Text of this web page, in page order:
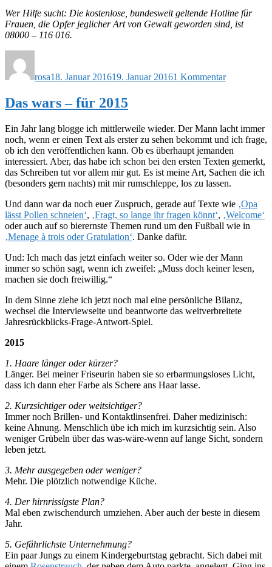
Wer Hilfe sucht: Die kostenlose, bundesweit geltende Hotline für
Frauen, die Opfer jeglicher Art von Gewalt geworden sind, ist
08000 – 116 016.
rosa18. Januar 201619. Januar 20161 Kommentarthe
Das wars – für 2015
Ein Jahr lang blogge ich mittlerweile wieder. Der Mann lacht immer
noch, wenn er einen Text als erster zu sehen bekommt und ich frage,
ob ich den veröffentlichen kann. Ob es überhaupt jemanden
interessiert. Aber, das habe ich schon bei den ersten Texten gemerkt,
das Schreiben tut vor allem mir gut. Es ist meine Art, Sachen die ich
(besonders gern nachts) mit mir rumschleppe, los zu lassen.
Und dann war da noch euer Zuspruch, gerade auf Texte wie ‚Opa
lässt Pollen schneien‘, ‚Fragt, so lange ihr fragen könnt‘, ‚Welcome‘
oder auch auf so bierernste Themen rund um den Fußball wie in
‚Menage à trois oder Gratulation‘. Danke dafür.
Und: Ich mach das jetzt einfach weiter so. Oder wie der Mann
immer so schön sagt, wenn ich zweifel: „Muss doch keiner lesen,
machen sie doch freiwillig.“
In dem Sinne ziehe ich jetzt noch mal eine persönliche Bilanz,
wechsel die Interviewseite und beantworte das weitverbreitete
Jahresrückblicks-Frage-Antwort-Spiel.
2015
1. Haare länger oder kürzer?
Länger. Bei meiner Friseurin haben sie so erbarmungsloses Licht,
dass ich dann eher Farbe als Schere ans Haar lasse.
2. Kurzsichtiger oder weitsichtiger?
Immer noch Brillen- und Kontaktlinsenfrei. Daher medizinisch:
keine Ahnung. Menschlich übe ich mich im kurzsichtig sein. Also
weniger Grübeln über das was-wäre-wenn auf lange Sicht, sondern
leben jetzt.
3. Mehr ausgegeben oder weniger?
Mehr. Die plötzlich notwendige Küche.
4. Der hirnrissigste Plan?
Mal eben zwischendurch umziehen. Aber auch der beste in diesem
Jahr.
5. Gefährlichste Unternehmung?
Ein paar Jungs zu einem Kindergeburtstag gebracht. Sich dabei mit